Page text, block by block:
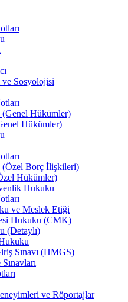
Sosyolojisi
Hükümler)
Hükümler)
Borç İlişkileri)
Hükümler)
Hukuku
ve Meslek Etiği
Hukuku (CMK)
(Detaylı)
Sınavı (HMGS)
ve Röportajlar